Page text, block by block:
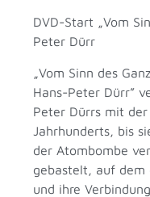
DVD-Start „Vom
Peter Dürr
„Vom Sinn des
Hans-Peter Dürr”
Peter Dürrs mit
Jahrhunderts, bis
der Atombombe
gebastelt, auf dem
und ihre